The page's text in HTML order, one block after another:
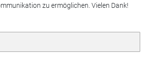
zu ermöglichen. Vielen Dank!